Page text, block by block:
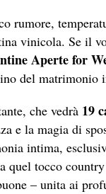
rumore,
vinicola. Se il
Aperte for
del matrimonio
che vedrà 19
e la magia di
intima,
quel tocco
– unita ai